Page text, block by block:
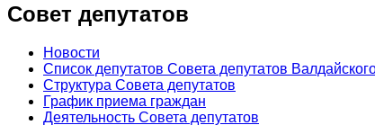
Совет депутатов
Новости
Список депутатов Совета депутатов
Структура Совета депутатов
График приема граждан
Деятельность Совета депутатов